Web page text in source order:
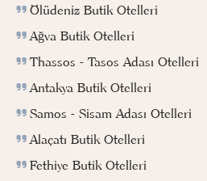
Ölüdeniz Butik Otelleri
Ağva Butik Otelleri
Thassos - Tasos Adası Otelleri
Antakya Butik Otelleri
Samos - Sisam Adası Otelleri
Alaçatı Butik Otelleri
Fethiye Butik Otelleri